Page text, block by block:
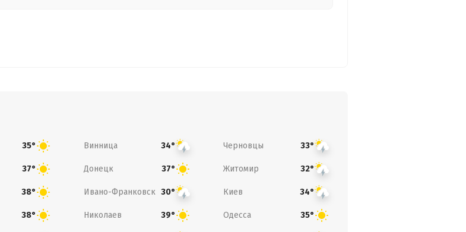
35° Винница 34° Черновцы 33°
37° Донецк 37° Житомир 32°
38° Ивано-Франковск 30° Киев 34°
38° Николаев 39° Одесса 35°